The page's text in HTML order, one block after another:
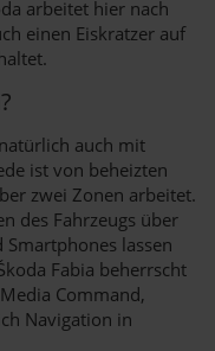
arbeitet hier nach
einen Eiskratzer auf
auch mit
ist von beheizten
zwei Zonen arbeitet.
des Fahrzeugs über
lassen
Fabia beherrscht
Command,
Navigation in